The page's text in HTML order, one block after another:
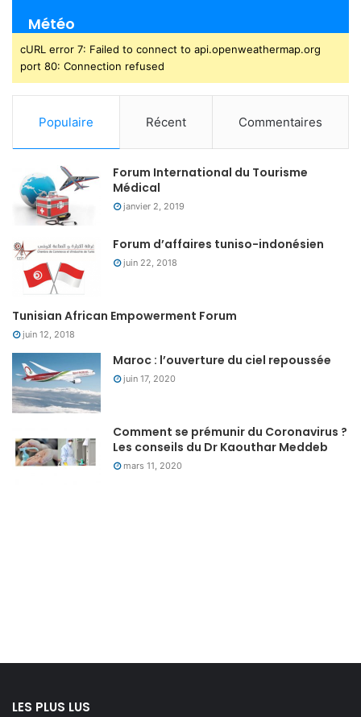
Météo
cURL error 7: Failed to connect to api.openweathermap.org
port 80: Connection refused
Populaire Récent Commentaires
Forum International du Tourisme
Médical
janvier 2, 2019
Forum d’affaires tuniso-indonésien
juin 22, 2018
Tunisian African Empowerment Forum
juin 12, 2018
Maroc : l’ouverture du ciel repoussée
juin 17, 2020
Comment se prémunir du Coronavirus ?
Les conseils du Dr Kaouthar Meddeb
mars 11, 2020
LES PLUS LUS